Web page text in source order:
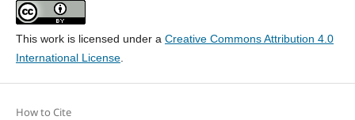
This work is licensed under a Creative Commons Attribution 4.0
International License.
How to Cite